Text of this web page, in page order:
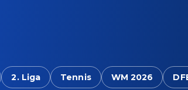
2. Liga Tennis WM 2026